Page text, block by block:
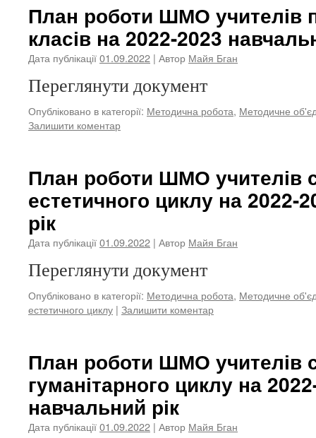
План роботи ШМО учителів
класів на 2022-2023
Дата публікації01.09.2022 | Автор Майя Бган
Переглянути документ
Опубліковано в категорії: Методична робота, Методичне
Залишити коментар
План роботи ШМО учителів
естетичного циклу на 2022-
рік
Дата публікації01.09.2022 | Автор Майя Бган
Переглянути документ
Опубліковано в категорії: Методична робота, Методичне
естетичного циклу | Залишити коментар
План роботи ШМО учителів
гуманітарного циклу на
навчальний рік
Дата публікації01.09.2022 | Автор Майя Бган